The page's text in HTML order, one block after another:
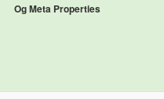
Og Meta Properties